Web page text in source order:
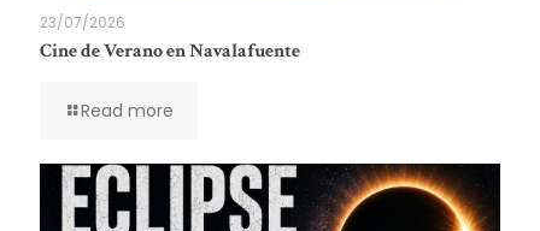
23/07/2026
Cine de Verano en Navalafuente
Read more